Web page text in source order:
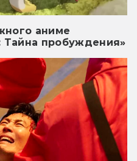
аниме
Тайна пробуждения»